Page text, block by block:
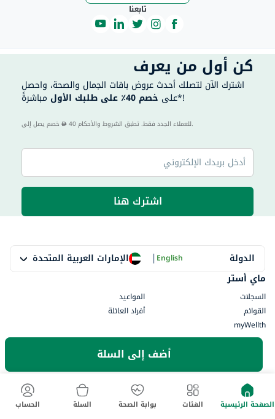
أضف إلى السلة
تابعنا
كن أول من يعرف
اشترك الآن لتصلك أحدث عروض باقات الجمال والصحة، واحصل
على خصم 40٪ على طلبك الأول مباشرةً*!
40 للعملاء الجدد فقط. تطبق الشروط والأحكام.
اشترك هنا
الدولة الإمارات العربية المتحدة |English
ماي أستر
السجلات
المواعيد
القوائم
أفراد العائلة
myWellth
احجز طبيب
استشارة فورية
جميع المنشآت
الصيدلية
الصفحة الرئيسية الفئات بوابة الصحة السلة الحساب